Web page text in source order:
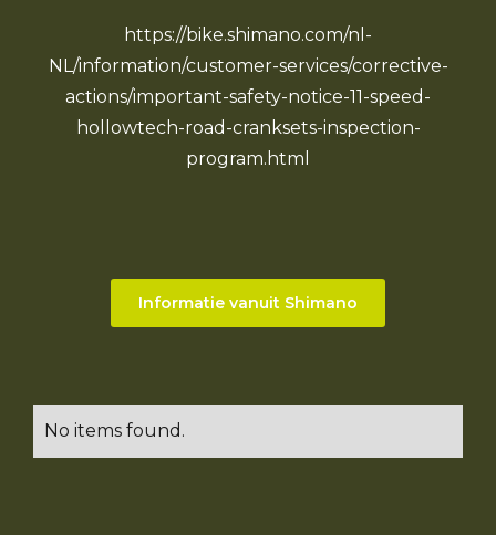
https://bike.shimano.com/nl-
NL/information/customer-services/corrective-
actions/important-safety-notice-11-speed-
hollowtech-road-cranksets-inspection-
program.html
Informatie vanuit Shimano
No items found.